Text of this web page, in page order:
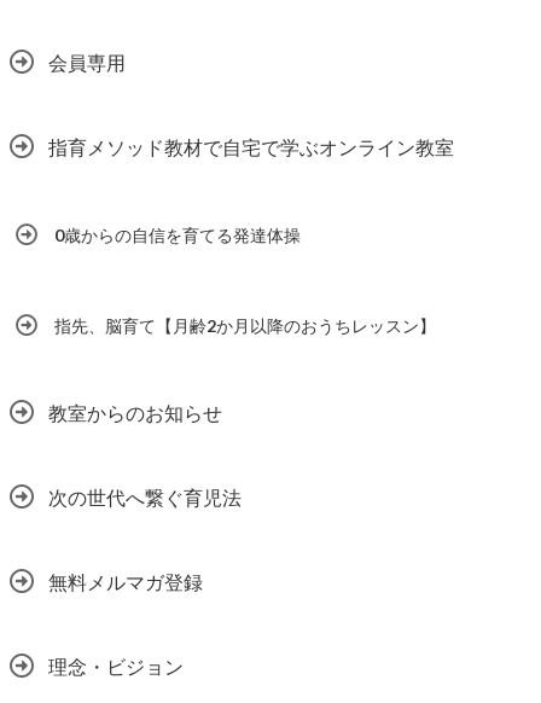
会員専用
指育メソッド教材で自宅で学ぶオンライン教室
0歳からの自信を育てる発達体操
指先、脳育て【月齢2か月以降のおうちレッスン】
教室からのお知らせ
次の世代へ繋ぐ育児法
無料メルマガ登録
理念・ビジョン